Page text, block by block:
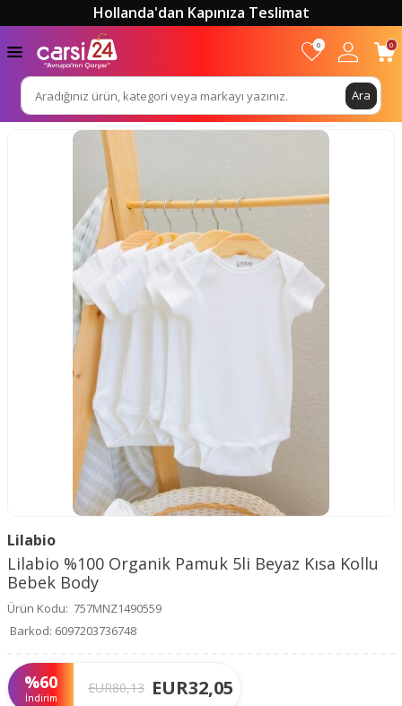
Hollanda'dan Kapınıza Teslimat
Ara
0 0
Lilabio
Lilabio %100 Organik Pamuk 5li Beyaz Kısa Kollu
Bebek Body
Ürün Kodu: 757MNZ1490559
Barkod: 6097203736748
%60
İndirim
EUR80,13 EUR32,05